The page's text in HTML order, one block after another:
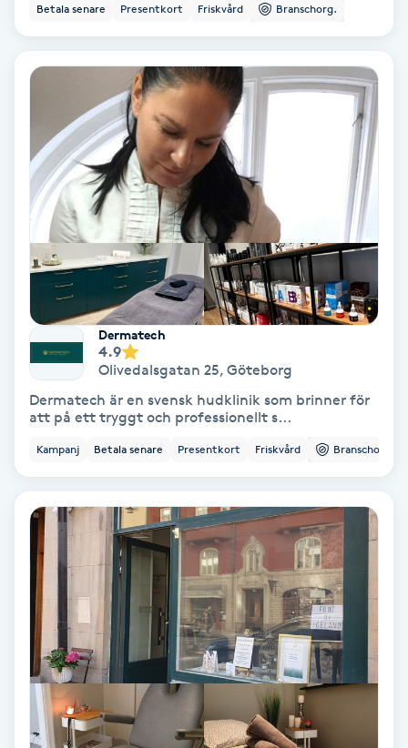
Piercing
Pigmentbehandling
Pigmentfläckar
Plastikkirurgi
Powder brows
Power Yoga
PRP (Platelet Rich Plasma)
PRX-T33
Psoriasis
Radiofrekvens
Rakning
Reflexologi
Betala senare Presentkort Friskvård Branschorg.
Dermatech
4.9
Olivedalsgatan 25, Göteborg
Dermatech är en svensk hudklinik som brinner för
att på ett tryggt och professionellt s...
Kampanj Betala senare Presentkort Friskvård Branschorg.